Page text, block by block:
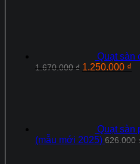
Quạt sàn
1.670.000₫ Giá
1.250.000 ₫
Quạt sàn
(mẫu mới 2025) 626.000